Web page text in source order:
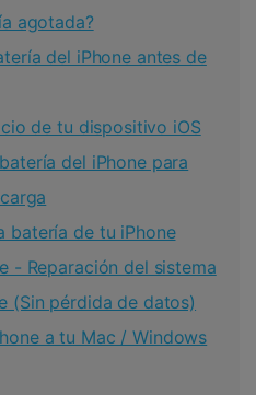
agotada?
del iPhone antes de
de tu dispositivo iOS
del iPhone para
batería de tu iPhone
- Reparación del sistema
(Sin pérdida de datos)
a tu Mac / Windows